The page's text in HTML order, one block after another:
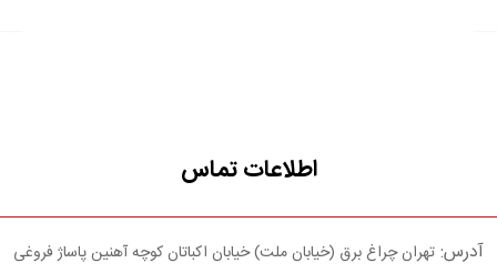
اطلاعات تماس
آدرس: تهران چراغ برق (خیابان ملت) خیابان اکباتان کوچه آهنین پاساژ فروغی